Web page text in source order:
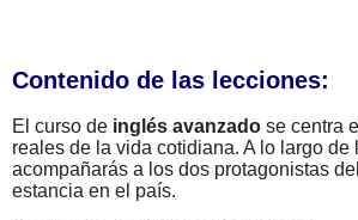
Contenido de las lecciones:
El curso de inglés avanzado se centra
reales de la vida cotidiana. A lo largo de
acompañarás a los dos protagonistas
estancia en el país.